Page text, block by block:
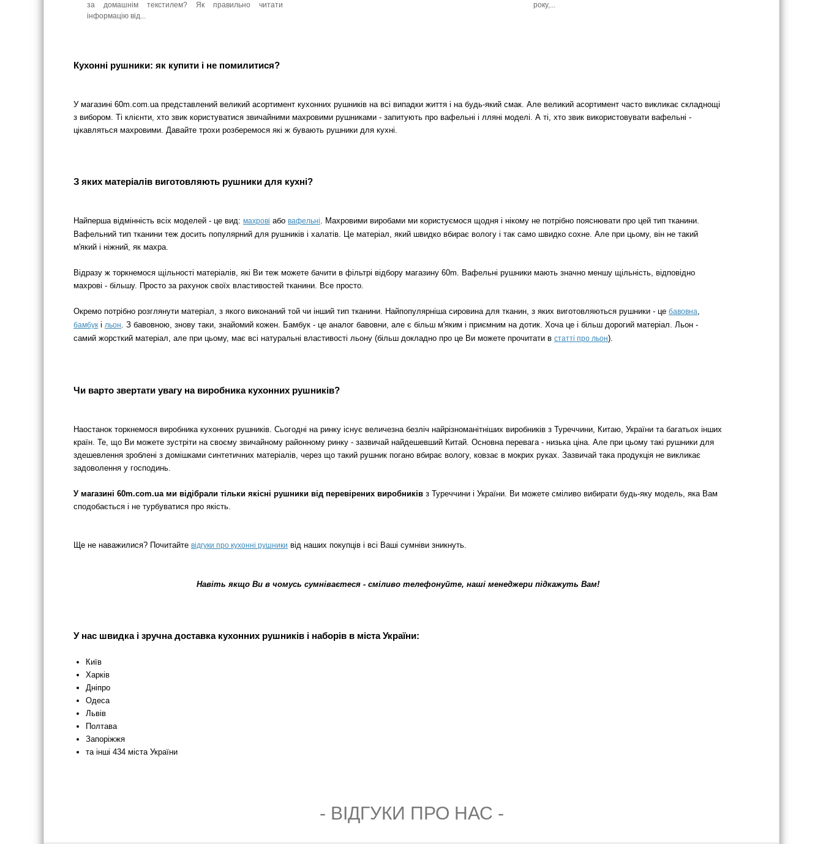
за домашнім текстилем? Як правильно читати
інформацію від...
року,...
Кухонні рушники: як купити і не помилитися?
У магазині 60m.com.ua представлений великий асортимент кухонних рушників на всі випадки життя і на будь-який смак. Але великий асортимент часто викликає складнощі
з вибором. Ті клієнти, хто звик користуватися звичайними махровими рушниками - запитують про вафельні і лляні моделі. А ті, хто звик використовувати вафельні -
цікавляться махровими. Давайте трохи розберемося які ж бувають рушники для кухні.
З яких матеріалів виготовляють рушники для кухні?
Найперша відмінність всіх моделей - це вид: махрові або вафельні. Махровими виробами ми користуємося щодня і нікому не потрібно пояснювати про цей тип тканини.
Вафельний тип тканини теж досить популярний для рушників і халатів. Це матеріал, який швидко вбирає вологу і так само швидко сохне. Але при цьому, він не такий
м'який і ніжний, як махра.
Відразу ж торкнемося щільності матеріалів, які Ви теж можете бачити в фільтрі відбору магазину 60m. Вафельні рушники мають значно меншу щільність, відповідно
махрові - більшу. Просто за рахунок своїх властивостей тканини. Все просто.
Окремо потрібно розглянути матеріал, з якого виконаний той чи інший тип тканини. Найпопулярніша сировина для тканин, з яких виготовляються рушники - це бавовна,
бамбук і льон. З бавовною, знову таки, знайомий кожен. Бамбук - це аналог бавовни, але є більш м'яким і приємним на дотик. Хоча це і більш дорогий матеріал. Льон -
самий жорсткий матеріал, але при цьому, має всі натуральні властивості льону (більш докладно про це Ви можете прочитати в статті про льон).
Чи варто звертати увагу на виробника кухонних рушників?
Наостанок торкнемося виробника кухонних рушників. Сьогодні на ринку існує величезна безліч найрізноманітніших виробників з Туреччини, Китаю, України та багатьох інших
країн. Те, що Ви можете зустріти на своєму звичайному районному ринку - зазвичай найдешевший Китай. Основна перевага - низька ціна. Але при цьому такі рушники для
здешевлення зроблені з домішками синтетичних матеріалів, через що такий рушник погано вбирає вологу, ковзає в мокрих руках. Зазвичай така продукція не викликає
задоволення у господинь.
У магазині 60m.com.ua ми відібрали тільки якісні рушники від перевірених виробників з Туреччини і України. Ви можете сміливо вибирати будь-яку модель, яка Вам
сподобається і не турбуватися про якість.
Ще не наважилися? Почитайте відгуки про кухонні рушники від наших покупців і всі Ваші сумніви зникнуть.
Навіть якщо Ви в чомусь сумніваєтеся - сміливо телефонуйте, наші менеджери підкажуть Вам!
У нас швидка і зручна доставка кухонних рушників і наборів в міста України:
Київ
Харків
Дніпро
Одеса
Львів
Полтава
Запоріжжя
та інші 434 міста України
- ВIДГУКИ ПРО НАС -